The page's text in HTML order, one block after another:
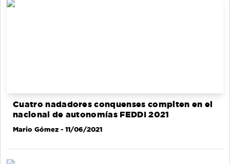
Cuatro nadadores conquenses compiten en el
nacional de autonomías FEDDI 2021
Mario Gómez - 11/06/2021